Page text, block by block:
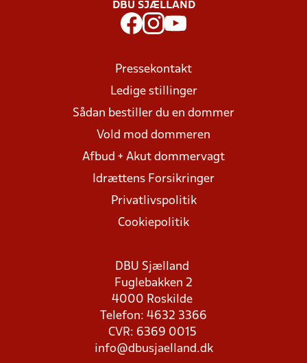
DBU SJÆLLAND
Pressekontakt
Ledige stillinger
Sådan bestiller du en dommer
Vold mod dommeren
Afbud + Akut dommervagt
Idrættens Forsikringer
Privatlivspolitik
Cookiepolitik
DBU Sjælland
Fuglebakken 2
4000 Roskilde
Telefon: 4632 3366
CVR: 6369 0015
info@dbusjaelland.dk